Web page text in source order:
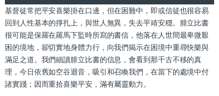
基督徒常把平安喜樂掛在口邊，但在困難中，即或信徒也很容易
回到人性基本的掙扎上，與世人無異，失去平靖安穩。腓立比書
很可能是保羅在羅馬下監時所寫的書信，他落在人世間最卑微艱
困的境地，卻切實地身體力行，向我們揭示在困境中重尋快樂與
滿足之道。我們細讀腓立比書的信息，會看到那千古不移的真
理，今日依舊如空谷迴音，吸引和召喚我們，在當下的處境中付
諸實踐；因而重拾喜樂平安，滿有屬靈動力。